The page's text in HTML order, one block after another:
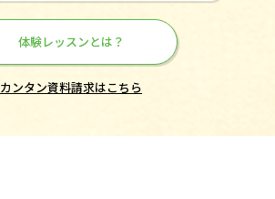
体験レッスンとは？
カンタン資料請求はこちら